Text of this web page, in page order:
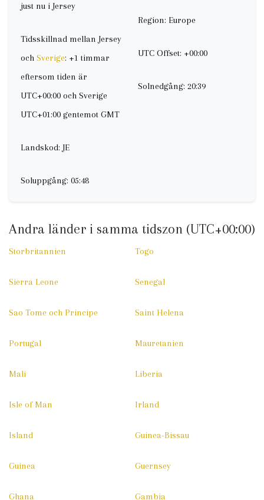
just nu i Jersey
Tidsskillnad mellan Jersey
och Sverige: +1 timmar
eftersom tiden är
UTC+00:00 och Sverige
UTC+01:00 gentemot GMT
Landskod: JE
Soluppgång: 05:48
Region: Europe
UTC Offset: +00:00
Solnedgång: 20:39
Andra länder i samma tidszon (UTC+00:00)
Storbritannien Togo
Sierra Leone Senegal
Sao Tome och Principe Saint Helena
Portugal Mauretanien
Mali Liberia
Isle of Man Irland
Island Guinea-Bissau
Guinea Guernsey
Ghana Gambia